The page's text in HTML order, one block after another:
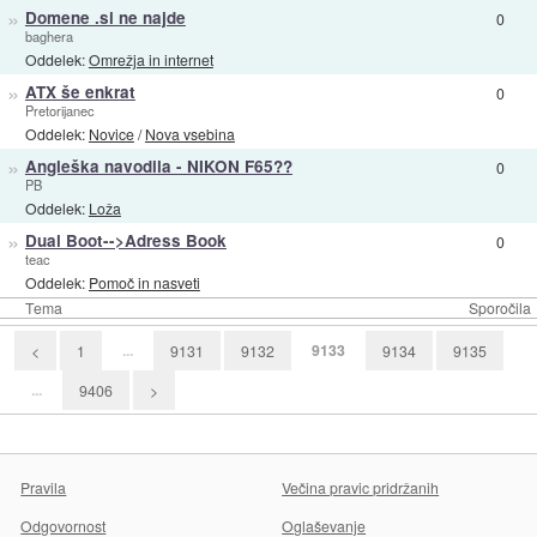
Tema Sporočila
» Domene .si ne najde
baghera
Oddelek:Omrežja in internet
0
» ATX še enkrat
Pretorijanec
Oddelek: Novice/Nova vsebina
0
» Angleška navodila - NIKON F65??
PB
Oddelek: Loža
0
» Dual Boot-->Adress Book
teac
Oddelek: Pomoč in nasveti
0
< 1 ... 9131 9132 9133 9134 9135
... 9406 >
Pravila
Večina pravic pridržanih
Odgovornost
Oglaševanje